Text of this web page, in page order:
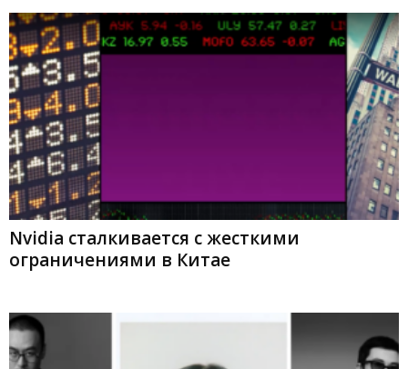
Nvidia сталкивается с жесткими
ограничениями в Китае